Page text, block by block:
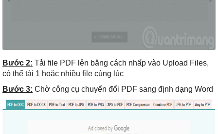
Bước 2: Tải file PDF lên bằng cách nhấp vào Upload Files,
có thể tải 1 hoặc nhiều file cùng lúc
Bước 3: Chờ công cụ chuyển đổi PDF sang định dạng Word